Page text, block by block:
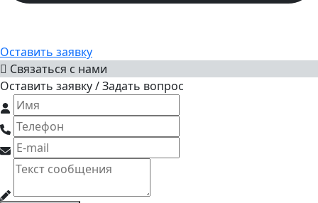
Оставить заявку
Связаться с нами
Оставить заявку / Задать вопрос